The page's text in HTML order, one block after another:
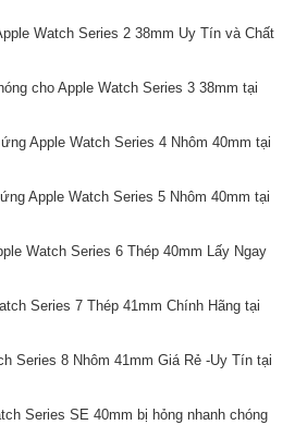
Watch Series 2 38mm Uy Tín và Chất
cho Apple Watch Series 3 38mm tại
Apple Watch Series 4 Nhôm 40mm tại
Apple Watch Series 5 Nhôm 40mm tại
Watch Series 6 Thép 40mm Lấy Ngay
Series 7 Thép 41mm Chính Hãng tại
Series 8 Nhôm 41mm Giá Rẻ -Uy Tín tại
Series SE 40mm bị hỏng nhanh chóng